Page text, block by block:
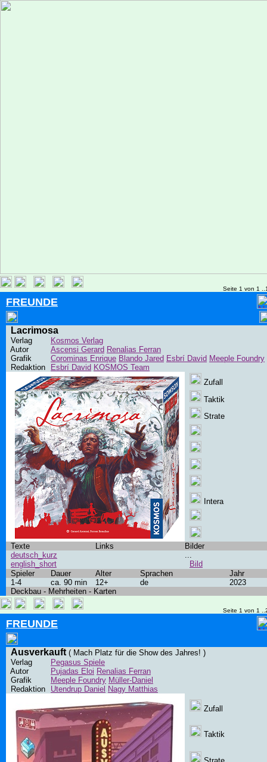
Seite 1 von 1
FREUNDE
Lacrimosa
Verlag
Kosmos Verlag
Autor
Ascensi Gerard Renalias Ferran
Grafik
Corominas Enrique Blando Jared Esbrí David Meeple Foundry
Redaktion
Esbrí David KOSMOS Team
Zufall
Taktik
Strate
Intera
Texte Links
Bilder
deutsch_kurz
english_short
...
Bild
Spieler
Dauer Alter Sprachen
Jahr
1-4
ca. 90 min 12+ de
2023
Deckbau - Mehrheiten - Karten
Seite 1 von 1
FREUNDE
Ausverkauft ( Mach Platz für die Show des Jahres! )
Verlag
Pegasus Spiele
Autor
Pujadas Eloi Renalias Ferran
Grafik
Meeple Foundry Müller-Daniel
Redaktion
Utendrup Daniel Nagy Matthias
Zufall
Taktik